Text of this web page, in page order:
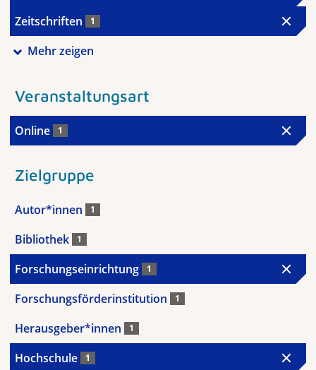
Zeitschriften 1
Mehr zeigen
Veranstaltungsart
Online 1
Zielgruppe
Autor*innen 1
Bibliothek 1
Forschungseinrichtung 1
Forschungsförderinstitution 1
Herausgeber*innen 1
Hochschule 1